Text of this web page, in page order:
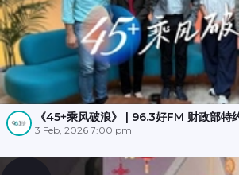
《45+乘风破浪》 | 96.3好FM 财政
3 Feb, 2026 7:00 pm